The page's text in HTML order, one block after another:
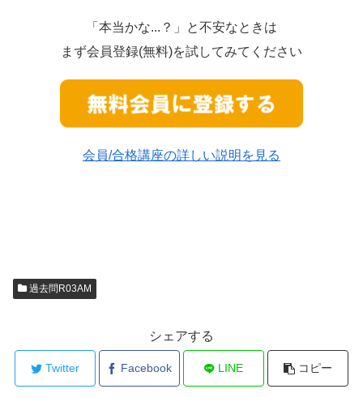
「本当かな...？」と不安なときは
まず会員登録(無料)を試してみてください
会員/合格講座の詳しい説明を見る
過去問R03AM
シェアする
Twitter Facebook LINE コピー